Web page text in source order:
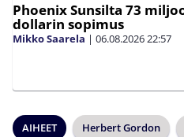
Phoenix Sunsilta 73
dollarin sopimus
Mikko Saarela | 06.08.202622:57
AIHEET Herbert Gordon